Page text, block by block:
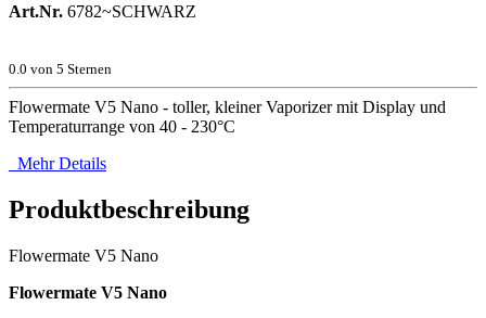
Art.Nr. 6782~SCHWARZ
0.0 von 5 Sternen
Flowermate V5 Nano - toller, kleiner Vaporizer mit Display und
Temperaturrange von 40 - 230°C
Mehr Details
Produktbeschreibung
Flowermate V5 Nano
Flowermate V5 Nano